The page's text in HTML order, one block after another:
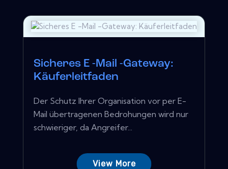
Sicheres E -Mail -Gateway:
Käuferleitfaden
Der Schutz Ihrer Organisation vor per E-
Mail übertragenen Bedrohungen wird nur
schwieriger, da Angreifer...
View More